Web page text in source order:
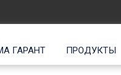
ГАРАНТ ПРОДУКТЫ